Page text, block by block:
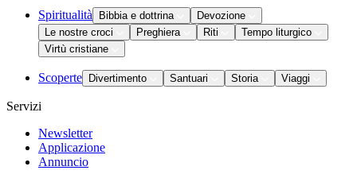
Spiritualità Bibbia e dottrina
Devozione
Le nostre croci
Preghiera Riti
Tempo liturgico
Virtù cristiane
Scoperte Divertimento Santuari Storia Viaggi
Servizi
Newsletter
Applicazione
Annuncio